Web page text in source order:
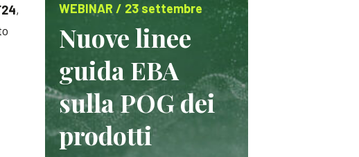
,
WEBINAR / 23 settembre
Nuove linee
guida EBA
sulla POG dei
prodotti